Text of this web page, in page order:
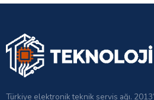
Türkiye elektronik teknik servis ağı.